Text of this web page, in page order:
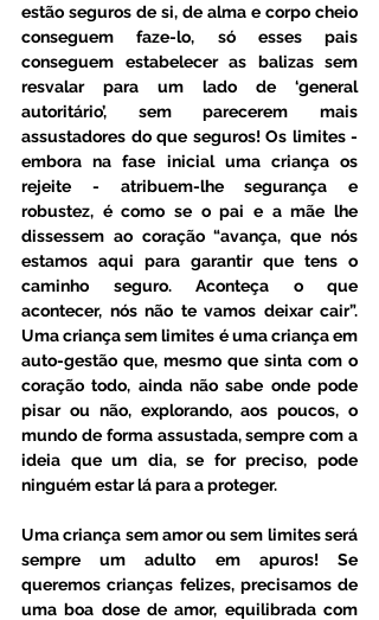
estão seguros de si, de alma e corpo cheio
conseguem faze-lo, só esses pais
conseguem estabelecer as balizas sem
resvalar para um lado de ‘general
autoritário’, sem parecerem mais
assustadores do que seguros! Os limites -
embora na fase inicial uma criança os
rejeite - atribuem-lhe segurança e
robustez, é como se o pai e a mãe lhe
dissessem ao coração “avança, que nós
estamos aqui para garantir que tens o
caminho seguro. Aconteça o que
acontecer, nós não te vamos deixar cair”.
Uma criança sem limites é uma criança em
auto-gestão que, mesmo que sinta com o
coração todo, ainda não sabe onde pode
pisar ou não, explorando, aos poucos, o
mundo de forma assustada, sempre com a
ideia que um dia, se for preciso, pode
ninguém estar lá para a proteger.
Uma criança sem amor ou sem limites será
sempre um adulto em apuros! Se
queremos crianças felizes, precisamos de
uma boa dose de amor, equilibrada com